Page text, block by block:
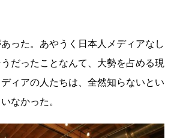
った。あやうく日本人メディアなし
だったことなんて、大勢を占める現
ィアの人たちは、全然知らないとい
なかった。